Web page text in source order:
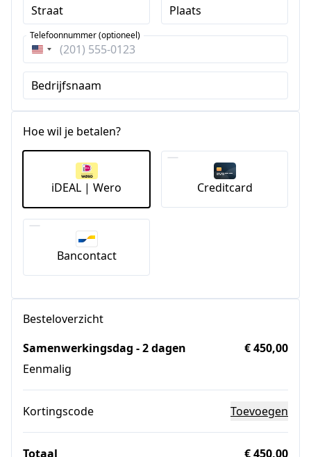
Straat Plaats
Verenigde
Staten
+1
Telefoonnummer (optioneel)
Bedrijfsnaam
Hoe wil je betalen?
iDEAL | Wero Creditcard
Bancontact
Besteloverzicht
Samenwerkingsdag - 2 dagen
Eenmalig
€ 450,00
Kortingscode Toevoegen
Totaal
€ 450,00